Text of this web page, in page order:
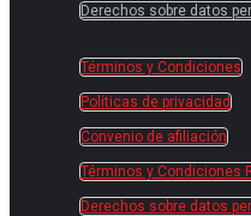
Derechos sobre datos
Términos y Condiciones
Políticas de privacidad
Convenio de afiliación
Términos y Condiciones
Derechos sobre datos